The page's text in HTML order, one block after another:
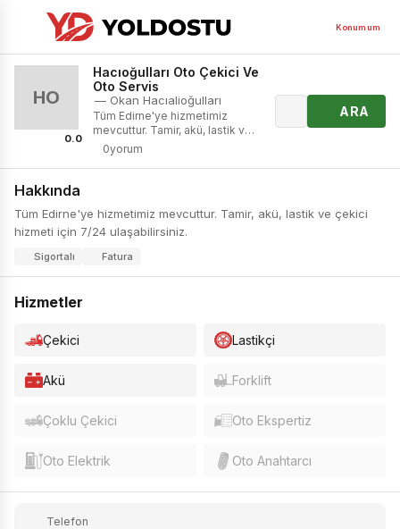
Konumum
HO
0.0
Hacıoğulları Oto Çekici Ve
Oto Servis
— Okan Hacıalioğulları
Tüm Edirne'ye hizmetimiz
mevcuttur. Tamir, akü, lastik ve
çekici hizmeti için 7/24
ulaşabilirsiniz.
0yorum
ARA
Hakkında
Tüm Edirne'ye hizmetimiz mevcuttur. Tamir, akü, lastik ve çekici
hizmeti için 7/24 ulaşabilirsiniz.
Sigortalı Fatura
Hizmetler
Çekici Lastikçi
Akü Forklift
Çoklu Çekici Oto Ekspertiz
Oto Elektrik Oto Anahtarcı
Telefon